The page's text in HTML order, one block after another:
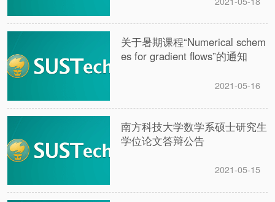
关于暑期课程“Numerical schem
es for gradient flows”的通知
2021-05-16
南方科技大学数学系硕士研究生
学位论文答辩公告
2021-05-15